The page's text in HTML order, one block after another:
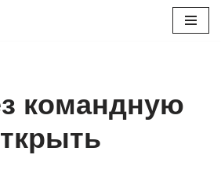
командную